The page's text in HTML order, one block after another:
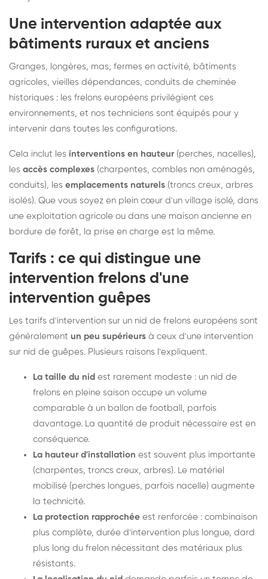
Une intervention adaptée aux
bâtiments ruraux et anciens
Granges, longères, mas, fermes en activité, bâtiments
agricoles, vieilles dépendances, conduits de cheminée
historiques : les frelons européens privilégient ces
environnements, et nos techniciens sont équipés pour y
intervenir dans toutes les configurations.
Cela inclut les interventions en hauteur (perches, nacelles),
les accès complexes (charpentes, combles non aménagés,
conduits), les emplacements naturels (troncs creux, arbres
isolés). Que vous soyez en plein cœur d'un village isolé, dans
une exploitation agricole ou dans une maison ancienne en
bordure de forêt, la prise en charge est la même.
Tarifs : ce qui distingue une
intervention frelons d'une
intervention guêpes
Les tarifs d'intervention sur un nid de frelons européens sont
généralement un peu supérieurs à ceux d'une intervention
sur nid de guêpes. Plusieurs raisons l'expliquent.
La taille du nid est rarement modeste : un nid de
frelons en pleine saison occupe un volume
comparable à un ballon de football, parfois
davantage. La quantité de produit nécessaire est en
conséquence.
La hauteur d'installation est souvent plus importante
(charpentes, troncs creux, arbres). Le matériel
mobilisé (perches longues, parfois nacelle) augmente
la technicité.
La protection rapprochée est renforcée : combinaison
plus complète, durée d'intervention plus longue, dard
plus long du frelon nécessitant des matériaux plus
résistants.